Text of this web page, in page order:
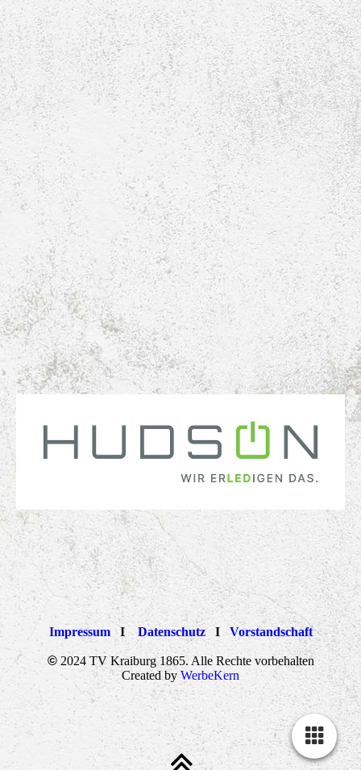
ImpressumIDatenschutzI Vorstandschaft
© 2024 TV Kraiburg 1865. Alle Rechte vorbehalten
Created byWerbeKern